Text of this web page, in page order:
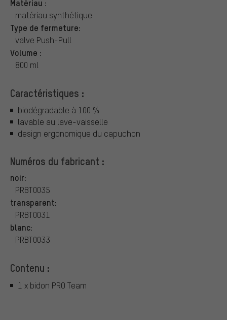
Matériau :
matériau synthétique
Type de fermeture:
valve Push-Pull
Volume :
800 ml
Caractéristiques :
biodégradable à 100 %
lavable au lave-vaisselle
design ergonomique du capuchon
Numéros du fabricant :
noir:
PRBT0035
transparent:
PRBT0031
blanc:
PRBT0033
Contenu :
1 x bidon PRO Team